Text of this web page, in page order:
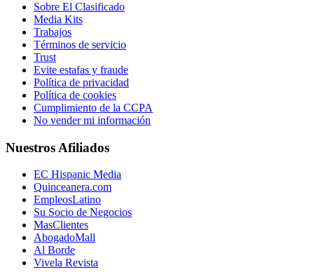
Sobre El Clasificado
Media Kits
Trabajos
Términos de servicio
Trust
Evite estafas y fraude
Política de privacidad
Política de cookies
Cumplimiento de la CCPA
No vender mi información
Nuestros Afiliados
EC Hispanic Media
Quinceanera.com
EmpleosLatino
Su Socio de Negocios
MasClientes
AbogadoMall
Al Borde
Vivela Revista